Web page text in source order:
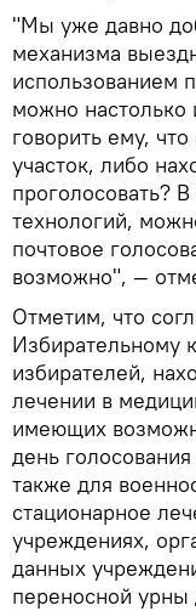
"Мы уже давно
механизма
использованием
можно настолько
говорить ему,
участок, либо
проголосовать?
технологий,
почтовое
возможно", —
Отметим, что
Избирательному
избирателей,
лечении в
имеющих
день
также для
стационарное
учреждениях,
данных
переносной урны